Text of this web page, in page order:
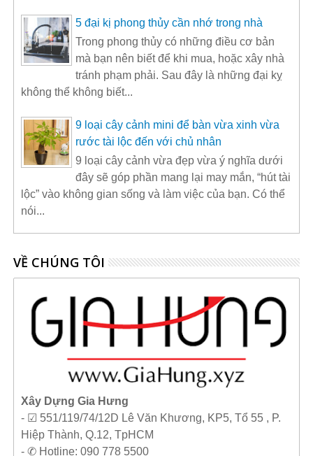
5 đại kị phong thủy cần nhớ trong nhà
Trong phong thủy có những điều cơ bản
mà bạn nên biết để khi mua, hoặc xây nhà
tránh phạm phải. Sau đây là những đại kỵ
không thể không biết...
9 loại cây cảnh mini để bàn vừa xinh vừa
rước tài lộc đến với chủ nhân
9 loại cây cảnh vừa đẹp vừa ý nghĩa dưới
đây sẽ góp phần mang lại may mắn, “hút tài
lộc” vào không gian sống và làm việc của bạn. Có thể
nói...
VỀ CHÚNG TÔI
Xây Dựng Gia Hưng
- ☑ 551/119/74/12D Lê Văn Khương, KP5, Tổ 55 , P.
Hiệp Thành, Q.12, TpHCM
- ✆ Hotline: 090 778 5500